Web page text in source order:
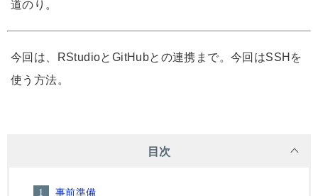
道のり。
今回は、RStudioとGitHubとの連携まで。今回はSSHを
使う方法。
目次
事前準備